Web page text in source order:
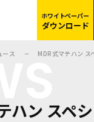
ホワイトペーパー
ダウンロード
ース MDR式マテハン ス
ハン スペ